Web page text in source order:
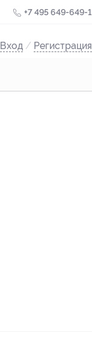
+7 495 649-649-1
Вход / Регистрация